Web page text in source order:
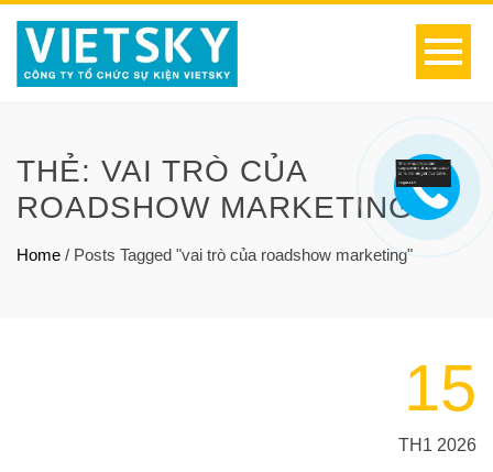
THẺ: VAI TRÒ CỦA
ROADSHOW MARKETING
Home / Posts Tagged "vai trò của roadshow marketing"
15
TH1 2026